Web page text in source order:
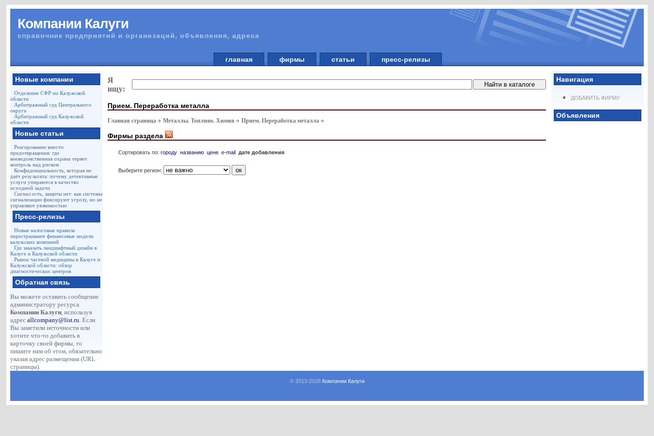
Компании Калуги
справочник предприятий и организаций, объявления, адреса
главная фирмы статьи пресс-релизы
Новые компании
Отделение СФР по Калужской
области
Арбитражный суд Центрального
округа
Арбитражный суд Калужской
области
Новые статьи
Реагирование вместо
предотвращения: где
вневедомственная охрана теряет
контроль над риском
Конфиденциальность, которая не
даёт результата: почему детективные
услуги упираются в качество
исходной задачи
Сигнал есть, защиты нет: как системы
сигнализации фиксируют угрозу, но не
управляют уязвимостью
Пресс-релизы
Новые налоговые правила
перестраивают финансовые модели
калужских компаний
Где заказать ландшафтный дизайн в
Калуге и Калужской области
Рынок частной медицины в Калуге и
Калужской области: обзор
диагностических центров
Обратная связь
Вы можете оставить сообщение
администратору ресурса
Компании Калуги, используя
адресallcompany@list.ru. Если
Вы заметили неточности или
хотите что-то добавить в
карточку своей фирмы, то
пишите нам об этом, обязательно
указав адрес размещения (URL
страницы).
Навигация
ДОБАВИТЬ ФИРМУ
Объявления
Я
ищу:
Прием. Переработка металла
Главная страница Металлы. Топливо. Химия Прием. Переработка металла
Фирмы раздела
Сортировать по:городу названию цене e-mail дате добавления
Выберите регион:
© 2013-2026 Компании Калуги